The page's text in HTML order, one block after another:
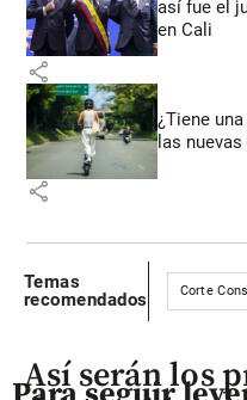
así fue el
en Cali
share
¿Tiene
las
share
Temas
recomendados
Corte
Así serán los